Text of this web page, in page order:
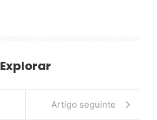
Explorar
Artigo seguinte